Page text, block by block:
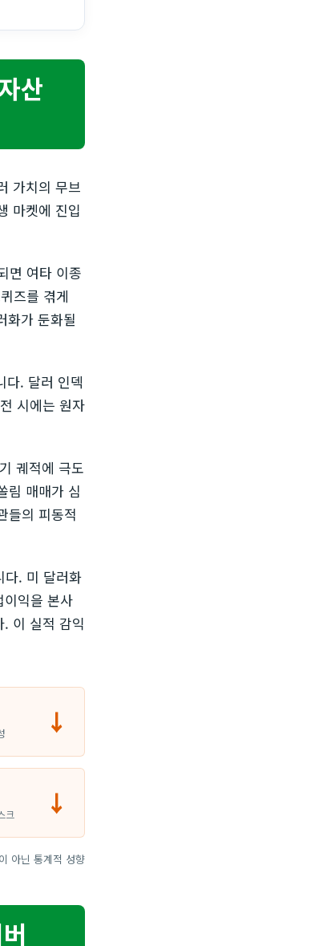
산
가치의 무브
마켓에 진입
면 여타 이종
즈를 겪게
화가 둔화될
다. 달러 인덱
시에는 원자
궤적에 극도
림 매매가 심
들의 피동적
다. 미 달러화
익을 본사
이 실적 감익
↓
크 ↓
아닌 통계적 성향